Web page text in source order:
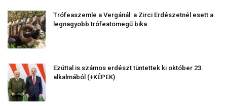
Trófeaszemle a Vergánál: a Zirci Erdészetnél esett a
legnagyobb trófeatömegű bika
Ezúttal is számos erdészt tüntettek ki október 23.
alkalmából (+KÉPEK)